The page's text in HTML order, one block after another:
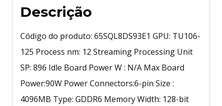
Descrição
Código do produto: 65SQL8DS93E1 GPU: TU106-
125 Process nm: 12 Streaming Processing Unit
SP: 896 Idle Board Power W : N/A Max Board
Power:90W Power Connectors:6-pin Size :
4096MB Type: GDDR6 Memory Width: 128-bit